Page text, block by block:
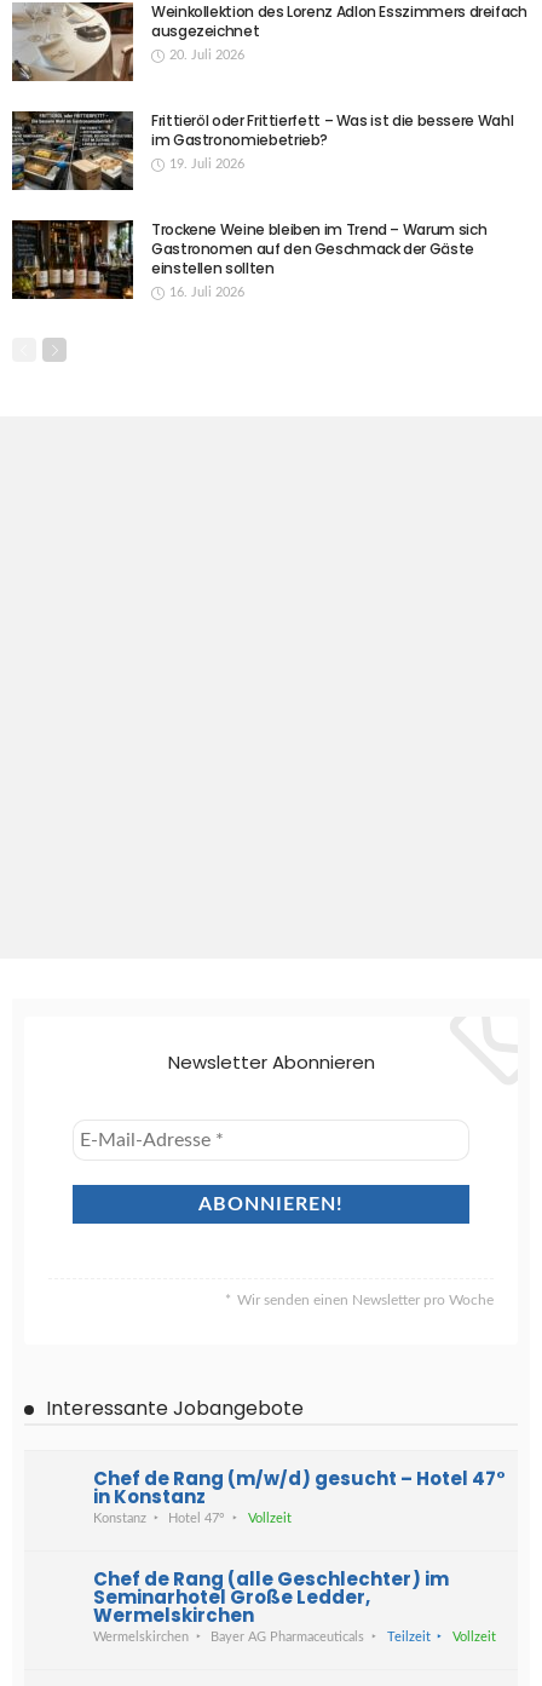
Weinkollektion des Lorenz Adlon Esszimmers dreifach
ausgezeichnet
20. Juli 2026
Frittieröl oder Frittierfett – Was ist die bessere Wahl
im Gastronomiebetrieb?
19. Juli 2026
Trockene Weine bleiben im Trend – Warum sich
Gastronomen auf den Geschmack der Gäste
einstellen sollten
16. Juli 2026
Newsletter Abonnieren
Wir senden einen Newsletter pro Woche
Interessante Jobangebote
Chef de Rang (m/w/d) gesucht – Hotel 47°
in Konstanz
Konstanz Hotel 47° Vollzeit
Chef de Rang (alle Geschlechter) im
Seminarhotel Große Ledder,
Wermelskirchen
Wermelskirchen Bayer AG Pharmaceuticals Teilzeit Vollzeit